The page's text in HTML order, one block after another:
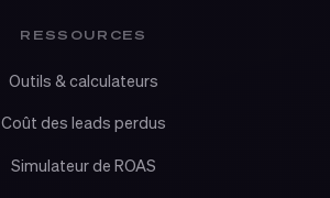
RESSOURCES
Outils & calculateurs
Coût des leads perdus
Simulateur de ROAS